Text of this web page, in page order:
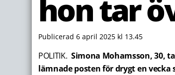
hon tar
Publicerad 6 april 2025 kl 13.45
POLITIK. Simona Mohamsson, 30,
lämnade posten för drygt en